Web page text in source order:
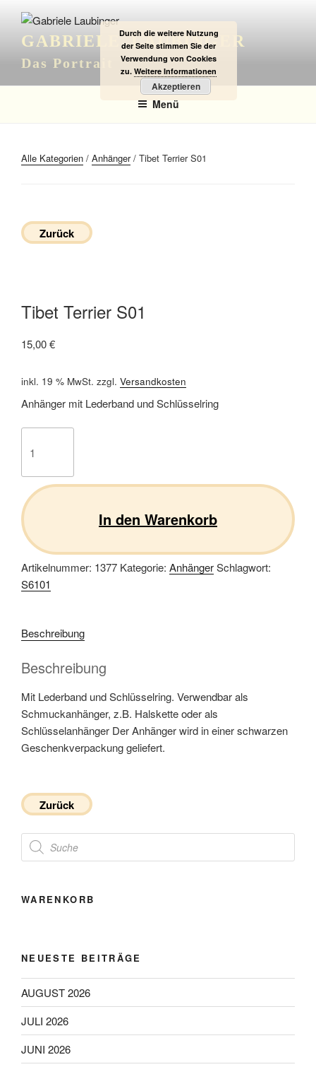
Inhalt
springenGABRIELE LAUBINGER
Das Portrait
Menü
Alle Kategorien / Anhänger/ Tibet Terrier S01
Zurück
Tibet Terrier S01
15,00€
inkl. 19 % MwSt. zzgl. Versandkosten
Anhänger mit Lederband und Schlüsselring
Terrier
Menge
In den Warenkorb
Artikelnummer: 1377 Kategorie: AnhängerSchlagwort:
S6101
Beschreibung
Beschreibung
Mit Lederband und Schlüsselring. Verwendbar als
Schmuckanhänger, z.B. Halskette oder als
Schlüsselanhänger Der Anhänger wird in einer schwarzen
Geschenkverpackung geliefert.
Zurück
Products
search
WARENKORB
NEUESTE BEITRÄGE
AUGUST 2026
JULI 2026
JUNI 2026
Durch die weitere Nutzung
der Seite stimmen Sie der
Verwendung von Cookies
zu. Weitere Informationen
Akzeptieren